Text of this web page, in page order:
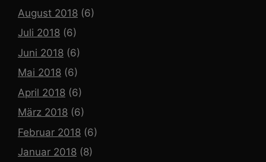
August 2018 (6)
Juli 2018 (6)
Juni 2018 (6)
Mai 2018 (6)
April 2018 (6)
März 2018 (6)
Februar 2018 (6)
Januar 2018 (8)